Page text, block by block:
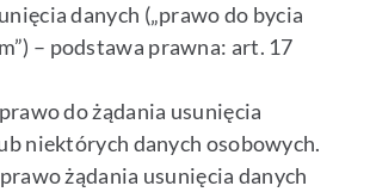
danych („prawo do bycia
– podstawa prawna: art. 17
do żądania usunięcia
niektórych danych osobowych.
żądania usunięcia danych